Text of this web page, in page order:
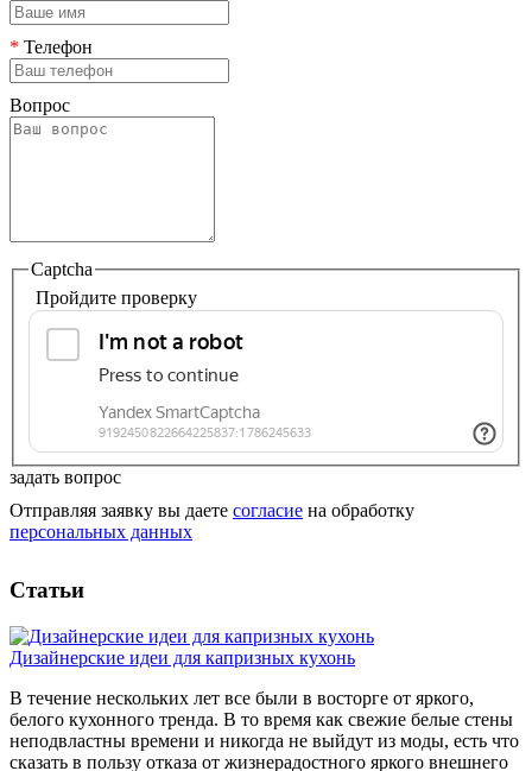
* Телефон
Вопрос
Captcha
Пройдите проверку
задать вопрос
Отправляя заявку вы даете согласие на обработку
персональных данных
Статьи
Дизайнерские идеи для капризных кухонь
В течение нескольких лет все были в восторге от яркого,
белого кухонного тренда. В то время как свежие белые стены
неподвластны времени и никогда не выйдут из моды, есть что
сказать в пользу отказа от жизнерадостного яркого внешнего